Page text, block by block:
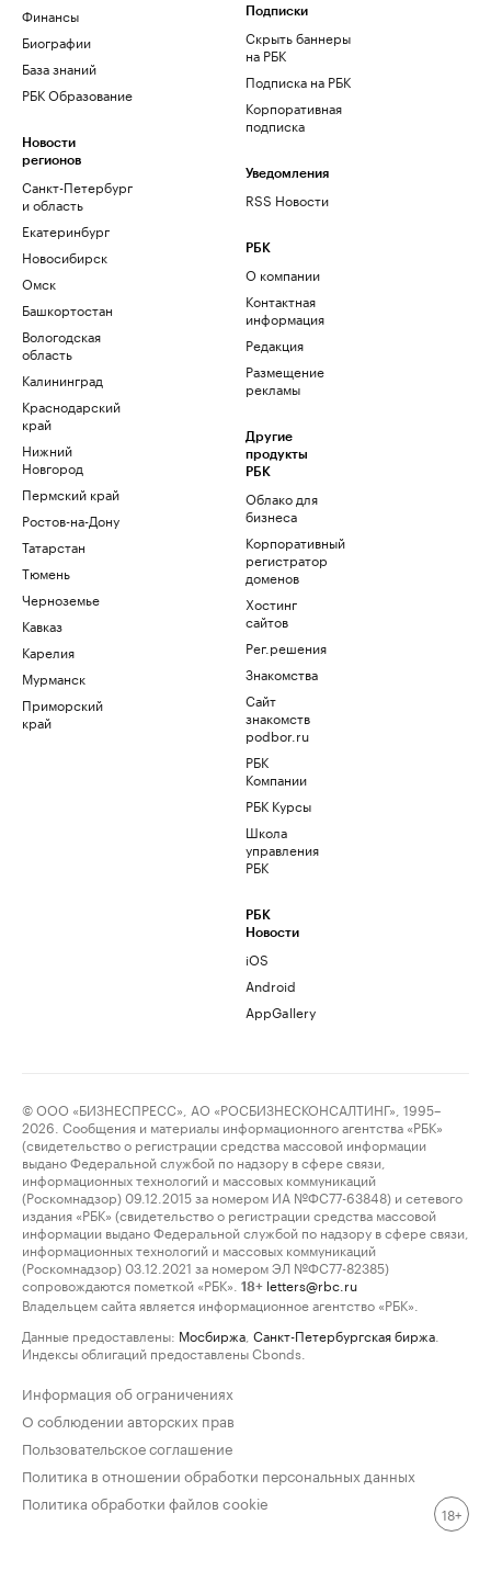
Финансы
Биографии
База знаний
РБК Образование
Новости
регионов
Санкт-Петербург
и область
Екатеринбург
Новосибирск
Омск
Башкортостан
Вологодская
область
Калининград
Краснодарский
край
Нижний
Новгород
Пермский край
Ростов-на-Дону
Татарстан
Тюмень
Черноземье
Кавказ
Карелия
Мурманск
Приморский
край
Подписки
Скрыть баннеры
на РБК
Подписка на РБК
Корпоративная
подписка
Уведомления
RSS Новости
РБК
О компании
Контактная
информация
Редакция
Размещение
рекламы
Другие
продукты
РБК
Облако для
бизнеса
Корпоративный
регистратор
доменов
Хостинг
сайтов
Рег.решения
Знакомства
Сайт
знакомств
podbor.ru
РБК
Компании
РБК Курсы
Школа
управления
РБК
РБК
Новости
iOS
Android
AppGallery
© ООО «БИЗНЕСПРЕСС», АО «РОСБИЗНЕСКОНСАЛТИНГ», 1995–
2026. Сообщения и материалы информационного агентства «РБК»
(свидетельство о регистрации средства массовой информации
выдано Федеральной службой по надзору в сфере связи,
информационных технологий и массовых коммуникаций
(Роскомнадзор) 09.12.2015 за номером ИА №ФС77-63848) и сетевого
издания «РБК» (свидетельство о регистрации средства массовой
информации выдано Федеральной службой по надзору в сфере связи,
информационных технологий и массовых коммуникаций
(Роскомнадзор) 03.12.2021 за номером ЭЛ №ФС77-82385)
сопровождаются пометкой «РБК».
18+ letters@rbc.ru
Владельцем сайта является информационное агентство «РБК».
Данные предоставлены: Мосбиржа Санкт-Петербургская биржа
Индексы облигаций предоставлены Cbonds.
Информация об ограничениях
О соблюдении авторских прав
Пользовательское соглашение
Политика в отношении обработки персональных данных
Политика обработки файлов cookie
18+